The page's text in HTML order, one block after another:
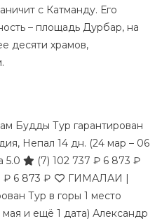
с Катманду. Его
– площадь Дурбар, на
десяти храмов,
Будды Тур гарантирован
Непал 14 дн. (24 мар – 06
5.0 (7) 102 737 ₽ 6 873 ₽
₽ 6 873 ₽
ГИМАЛАИ |
Тур в горы 1 место
мая и ещё 1 дата) Александр